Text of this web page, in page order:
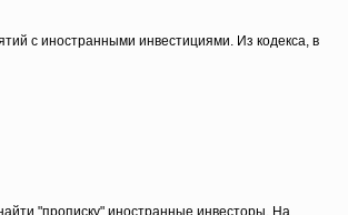
с иностранными инвестициями. Из кодекса, в
"прописку" иностранные инвесторы. На